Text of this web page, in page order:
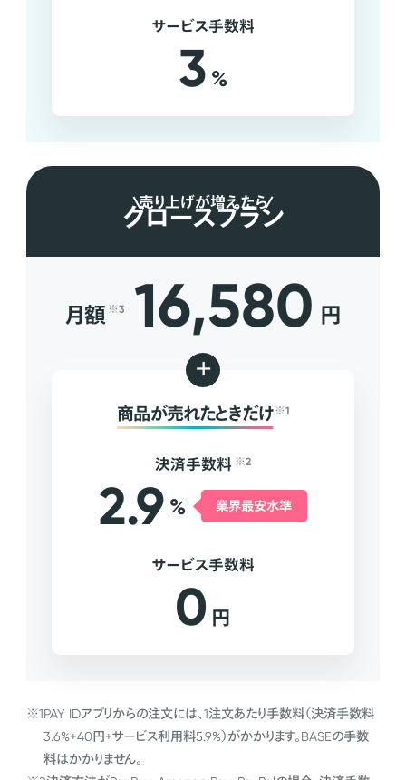
サービス手数料
3 %
売り上げが増えたら
グロースプラン
月額 ※3 16,580 円
+
商品が売れたときだけ ※1
決済手数料 ※2
2.9 % 業界最安水準
サービス手数料
0 円
※1PAY IDアプリからの注文には、1注文あたり手数料（決済手数料
3.6%+40円+サービス利用料5.9%）がかかります。BASEの手数
料はかかりません。